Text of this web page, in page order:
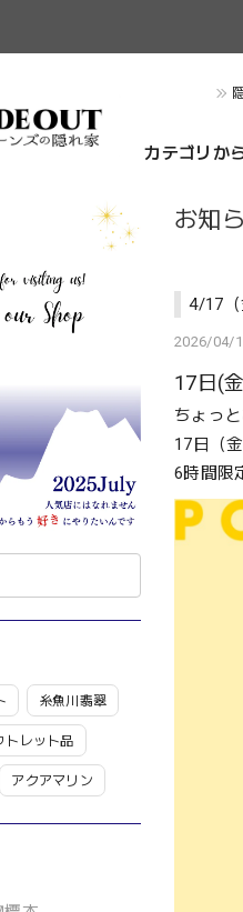
カテゴリか
糸魚川翡翠
トレット品
アクアマリン
お知
4/17（
2026/04/
17日(
ちょっ
17日（
6時間限